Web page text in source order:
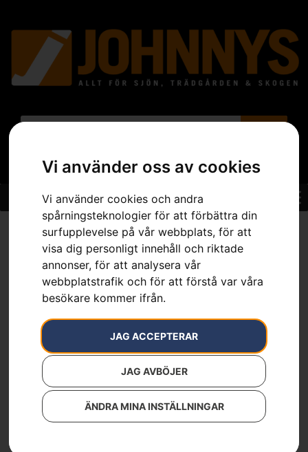
Vi använder oss av cookies
Vi använder cookies och andra
spårningsteknologier för att förbättra din
surfupplevelse på vår webbplats, för att
visa dig personligt innehåll och riktade
annonser, för att analysera vår
webbplatstrafik och för att förstå var våra
besökare kommer ifrån.
JAG ACCEPTERAR
JAG AVBÖJER
ÄNDRA MINA INSTÄLLNINGAR
Sortiment» Skor & Kläder» Skor & Stövlar »Sågskyddskängor
& Sågskyddsstövlar »Sågskyddskängor, Classic 20